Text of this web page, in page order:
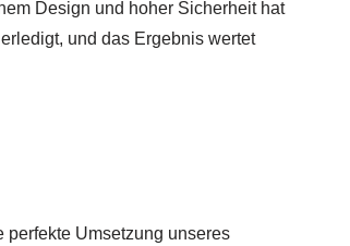
Design und hoher Sicherheit hat
und das Ergebnis wertet
perfekte Umsetzung unseres